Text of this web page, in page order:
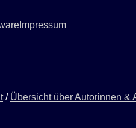
Impressum
/ Übersicht über Autorinnen &